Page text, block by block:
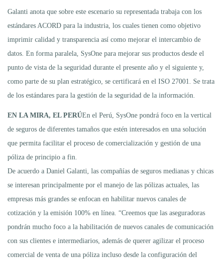
Galanti anota que sobre este escenario su representada trabaja con los
estándares ACORD para la industria, los cuales tienen como objetivo
imprimir calidad y transparencia así como mejorar el intercambio de
datos. En forma paralela, SysOne para mejorar sus productos desde el
punto de vista de la seguridad durante el presente año y el siguiente y,
como parte de su plan estratégico, se certificará en el ISO 27001. Se trata
de los estándares para la gestión de la seguridad de la información.
EN LA MIRA, EL PERÚEn el Perú, SysOne pondrá foco en la vertical
de seguros de diferentes tamaños que estén interesados en una solución
que permita facilitar el proceso de comercialización y gestión de una
póliza de principio a fin.
De acuerdo a Daniel Galanti, las compañías de seguros medianas y chicas
se interesan principalmente por el manejo de las pólizas actuales, las
empresas más grandes se enfocan en habilitar nuevos canales de
cotización y la emisión 100% en línea. “Creemos que las aseguradoras
pondrán mucho foco a la habilitación de nuevos canales de comunicación
con sus clientes e intermediarios, además de querer agilizar el proceso
comercial de venta de una póliza incluso desde la configuración del